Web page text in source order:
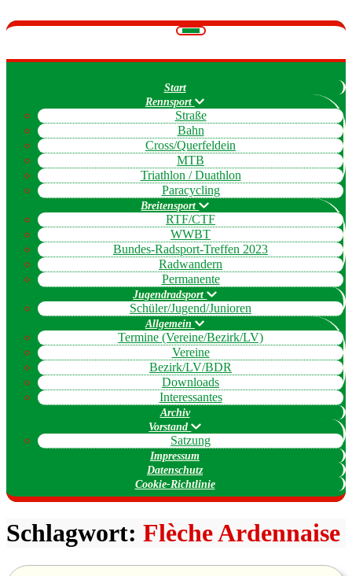
Navigation
Start
Rennsport
Straße
Bahn
Cross/Querfeldein
MTB
Triathlon / Duathlon
Paracycling
Breitensport
RTF/CTF
WWBT
Bundes-Radsport-Treffen 2023
Radwandern
Permanente
Jugendradsport
Schüler/Jugend/Junioren
Allgemein
Termine (Vereine/Bezirk/LV)
Vereine
Bezirk/LV/BDR
Downloads
Interessantes
Archiv
Vorstand
Satzung
Impressum
Datenschutz
Cookie-Richtlinie
Schlagwort: Flèche Ardennaise